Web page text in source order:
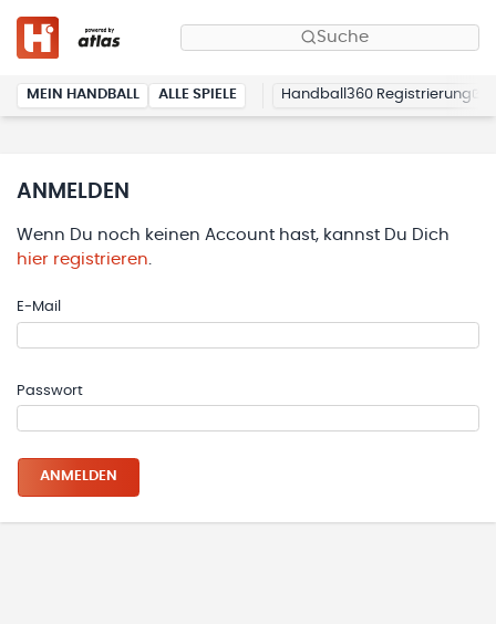
Suche
MEIN HANDBALL ALLE SPIELE Handball360 Registrierung
ANMELDEN
Wenn Du noch keinen Account hast, kannst Du Dich
hier registrieren.
E-Mail
Passwort
ANMELDEN